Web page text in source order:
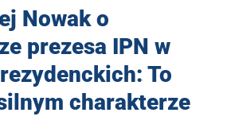
Nowak o
prezesa IPN w
To
charakterze